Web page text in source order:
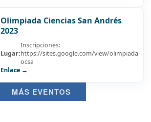
Olimpiada Ciencias San Andrés
2023
Lugar:
Inscripciones:
https://sites.google.com/view/olimpiada-
ocsa
Enlace →
MÁS EVENTOS